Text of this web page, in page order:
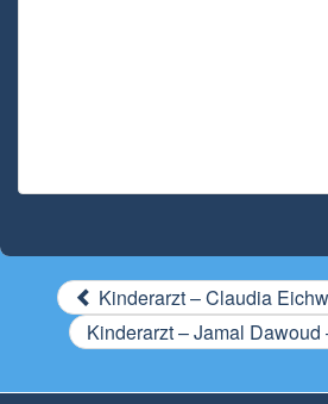
Kinderarzt – Claudia
Kinderarzt – Jamal Dawoud